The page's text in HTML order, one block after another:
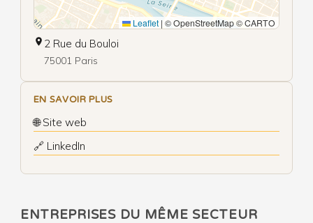
Leaflet | © OpenStreetMap © CARTO
2 Rue du Bouloi
75001 Paris
EN SAVOIR PLUS
🌐 Site web
🔗 LinkedIn
ENTREPRISES DU MÊME SECTEUR